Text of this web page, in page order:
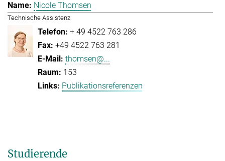
Nicole Thomsen
Technische Assistenz
+ 49 4522 763 286
+49 4522 763 281
thomsen@...
153
Publikationsreferenzen
Studierende